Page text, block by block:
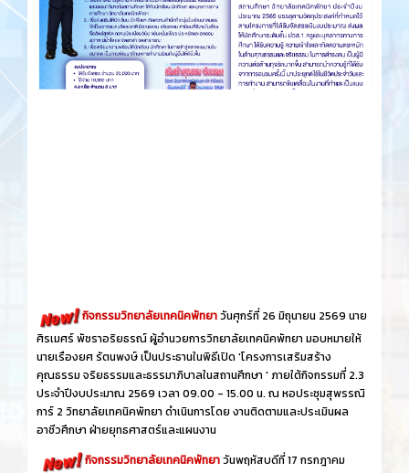
กิจกรรมวิทยาลัยเทคนิคพัทยาวันศุกร์​ที่ 26 ​มิถุนายน​ 2569 นาย
ศิรเมศร์ พัชราอริยธรณ์ ผู้อำนวยการวิทยาลัยเทคนิคพัทยา มอบหมายให้
นายเรืองยศ รัตนพงษ์ เป็นประธานในพิธีเปิด 'โครงการเสริมสร้าง
คุณธรรม จริยธรรมและธรรมาภิบาลในสถานศึกษา ' ภายใต้กิจกรรมที่ 2.3
ประจำปีงบประมาณ 2569 เวลา 09.00 - 15.00 น. ณ หอประชุมสุพรรณิ
การ์ 2 วิทยาลัยเทคนิคพัทยา ดำเนินการโดย งานติดตามและประเมินผล
อาชีวศึกษา ฝ่ายยุทธศาสตร์และแผนงาน
กิจกรรมวิทยาลัยเทคนิคพัทยาวันพฤหัสบดีที่ 17 กรกฎาคม